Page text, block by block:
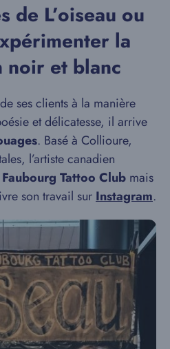
de L’oiseau ou
la
noir et blanc
ses clients à la manière
et délicatesse, il arrive
. Basé à Collioure,
l’artiste canadien
Faubourg Tattoo Club mais
son travail sur Instagram.